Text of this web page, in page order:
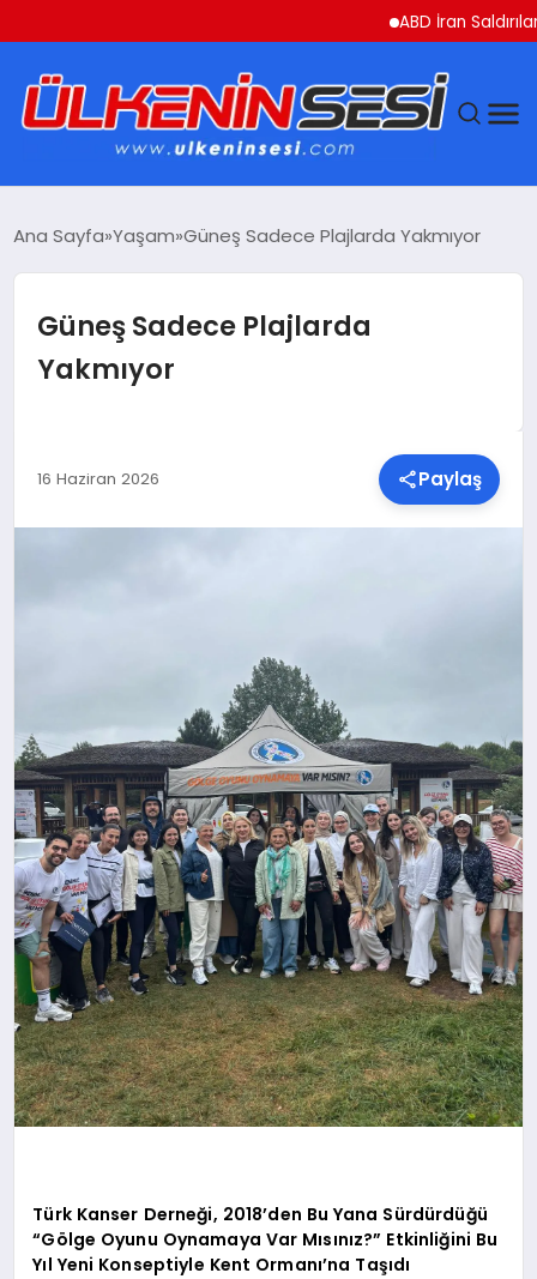
ABD İran Saldırılarını
EKONOMI
GÜNDEM
SIYASET
MALATYA HABERLERI
Ana Sayfa Yaşam Güneş Sadece Plajlarda Yakmıyor
Güneş Sadece Plajlarda
Yakmıyor
16 Haziran 2026 Paylaş
Türk Kanser Derneği, 2018’den Bu Yana Sürdürdüğü
“Gölge Oyunu Oynamaya Var Mısınız?” Etkinliğini Bu
Yıl Yeni Konseptiyle Kent Ormanı’na Taşıdı